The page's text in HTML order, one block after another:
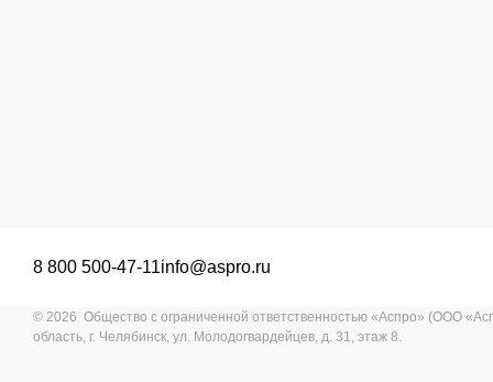
8 800 500-47-11info@aspro.ru
© 2026 Общество с ограниченной ответственностью «Аспро» (ООО
область, г. Челябинск, ул. Молодогвардейцев, д. 31, этаж 8.